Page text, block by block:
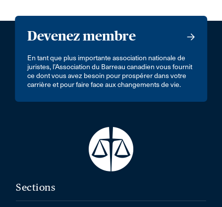
Devenez membre
En tant que plus importante association nationale de
juristes, l’Association du Barreau canadien vous fournit
ce dont vous avez besoin pour prospérer dans votre
carrière et pour faire face aux changements de vie.
Sections